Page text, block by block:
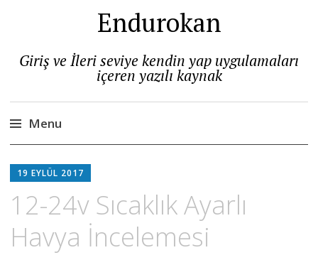
Endurokan
Giriş ve İleri seviye kendin yap uygulamaları
içeren yazılı kaynak
Menu
to
19 EYLÜL 2017
12-24v Sıcaklık Ayarlı
Havya İncelemesi